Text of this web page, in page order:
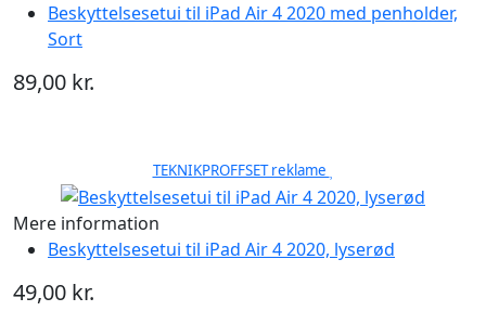
Beskyttelsesetui til iPad Air 4 2020 med penholder,
Sort
89,00 kr.
TEKNIKPROFFSET reklame
Mere information
Beskyttelsesetui til iPad Air 4 2020, lyserød
49,00 kr.